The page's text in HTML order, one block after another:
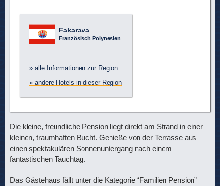
Fakarava
Französisch Polynesien
» alle Informationen zur Region
» andere Hotels in dieser Region
Die kleine, freundliche Pension liegt direkt am Strand in einer
kleinen, traumhaften Bucht. Genieße von der Terrasse aus
einen spektakulären Sonnenuntergang nach einem
fantastischen Tauchtag.
Das Gästehaus fällt unter die Kategorie “Familien Pension”